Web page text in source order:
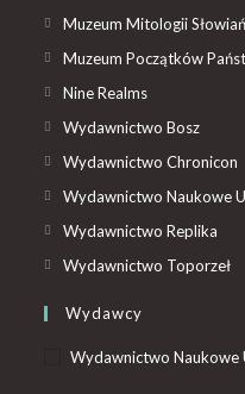
Muzeum Mitologii
Muzeum Początków
Nine Realms
Wydawnictwo Bosz
Wydawnictwo Chronicon
Wydawnictwo Naukowe
Wydawnictwo Replika
Wydawnictwo Toporzeł
Wydawcy
Wydawnictwo Naukowe